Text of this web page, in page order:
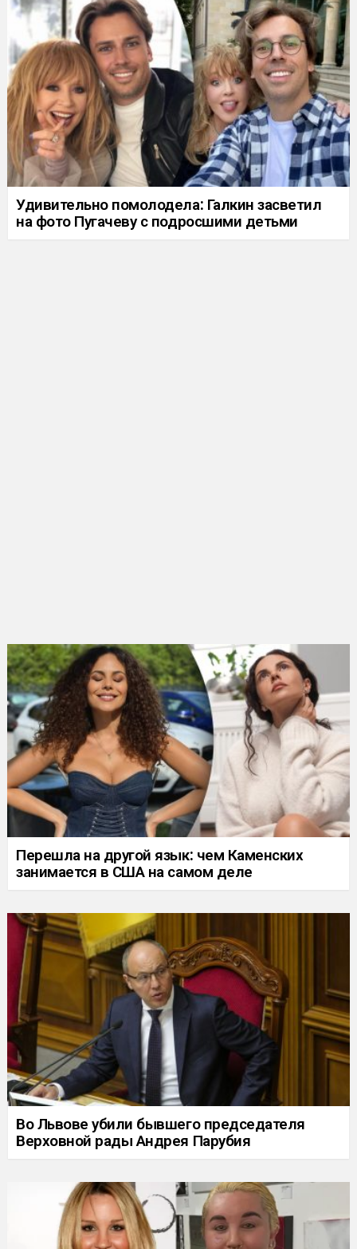
Удивительно помолодела: Галкин засветил
на фото Пугачеву с подросшими детьми
Перешла на другой язык: чем Каменских
занимается в США на самом деле
Во Львове убили бывшего председателя
Верховной рады Андрея Парубия